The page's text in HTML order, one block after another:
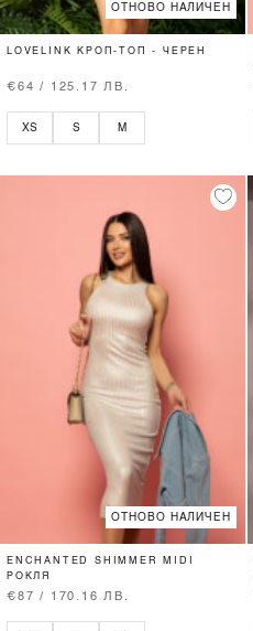
ОТНОВО НАЛИЧЕН
LOVELINK КРОП-ТОП - ЧЕРЕН
€64 / 125.17 ЛВ.
XS S M
ОТНОВО НАЛИЧЕН
ENCHANTED SHIMMER MIDI
РОКЛЯ
€87 / 170.16 ЛВ.